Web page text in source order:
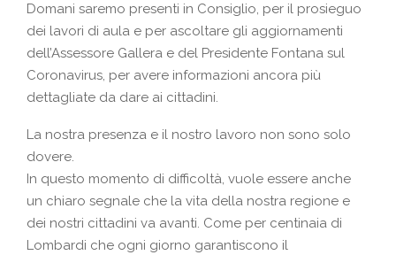
Domani saremo presenti in Consiglio, per il prosieguo
dei lavori di aula e per ascoltare gli aggiornamenti
dell’Assessore Gallera e del Presidente Fontana sul
Coronavirus, per avere informazioni ancora più
dettagliate da dare ai cittadini.
La nostra presenza e il nostro lavoro non sono solo
dovere.
In questo momento di difficoltà, vuole essere anche
un chiaro segnale che la vita della nostra regione e
dei nostri cittadini va avanti. Come per centinaia di
Lombardi che ogni giorno garantiscono il